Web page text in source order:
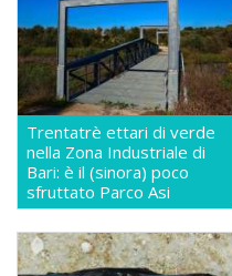
Trentatrè ettari di verde
nella Zona Industriale di
Bari: è il (sinora) poco
sfruttato Parco Asi